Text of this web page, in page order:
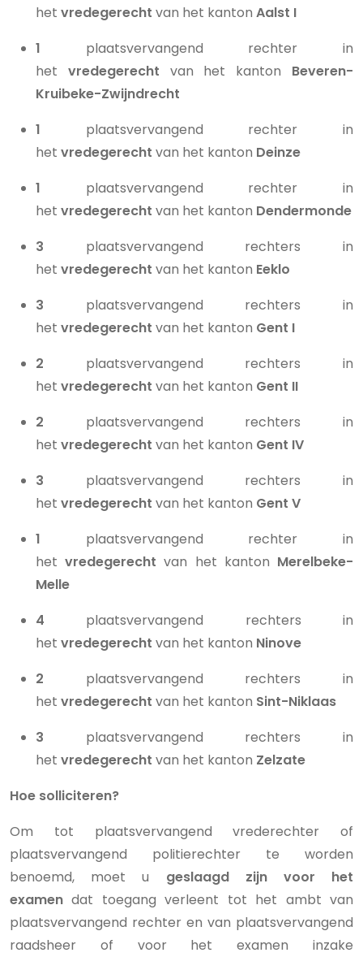
het vredegerecht van het kanton Aalst I
1 plaatsvervangend rechter in
het vredegerecht van het kanton Beveren-
Kruibeke-Zwijndrecht
1 plaatsvervangend rechter in
het vredegerecht van het kanton Deinze
1 plaatsvervangend rechter in
het vredegerecht van het kanton Dendermonde
3 plaatsvervangend rechters in
het vredegerecht van het kanton Eeklo
3 plaatsvervangend rechters in
het vredegerecht van het kanton Gent I
2 plaatsvervangend rechters in
het vredegerecht van het kanton Gent II
2 plaatsvervangend rechters in
het vredegerecht van het kanton Gent IV
3 plaatsvervangend rechters in
het vredegerecht van het kanton Gent V
1 plaatsvervangend rechter in
hetvredegerecht van het kanton Merelbeke-
Melle
4 plaatsvervangend rechters in
het vredegerecht van het kanton Ninove
2 plaatsvervangend rechters in
het vredegerecht van het kanton Sint-Niklaas
3 plaatsvervangend rechters in
het vredegerecht van het kanton Zelzate
Hoe solliciteren?
Om tot plaatsvervangend vrederechter of
plaatsvervangend politierechter te worden
benoemd, moet u geslaagd zijn voor het
examen dat toegang verleent tot het ambt van
plaatsvervangend rechter en van plaatsvervangend
raadsheer of voor het examen inzake